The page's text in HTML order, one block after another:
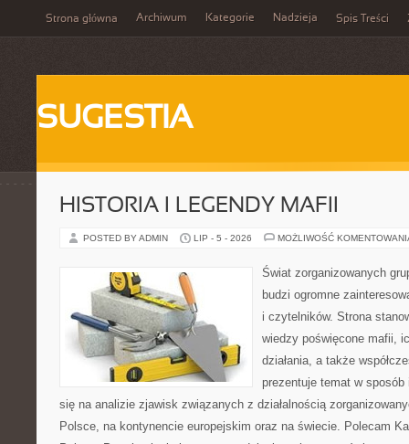
Strona główna Archiwum Kategorie Nadzieja Spis Treści
SUGESTIA
HISTORIA I LEGENDY MAFII
POSTED BY ADMIN LIP - 5 - 2026 MOŻLIWOŚĆ
Świat zorganizowanych
budzi ogromne
i czytelników. Strona
wiedzy poświęcone mafii,
działania, a także
prezentuje temat w
się na analizie zjawisk związanych z działalnością
Polsce, na kontynencie europejskim oraz na świecie. Polecam